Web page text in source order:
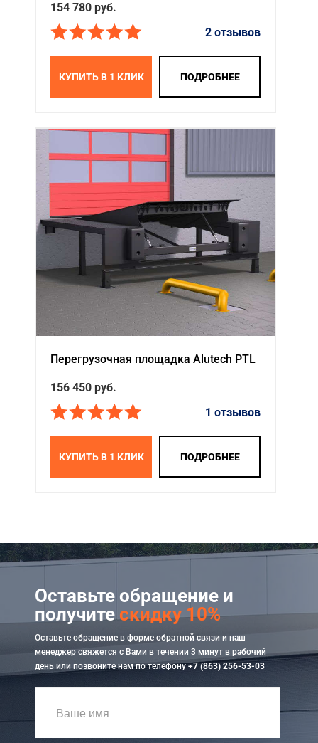
154 780 руб.
2 отзывов
КУПИТЬ В 1 КЛИК ПОДРОБНЕЕ
Перегрузочная площадка Alutech PTL
156 450 руб.
1 отзывов
КУПИТЬ В 1 КЛИК ПОДРОБНЕЕ
Оставьте обращение и
получитескидку 10%
Оставьте обращение в форме обратной связи и наш
менеджер свяжется с Вами в течении 3 минут в рабочий
день или позвоните нам по телефону+7 (863) 256-53-03